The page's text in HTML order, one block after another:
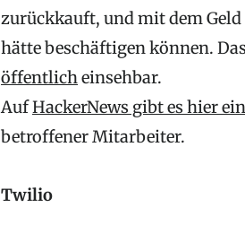
zurückkauft, und mit dem
hätte beschäftigen können. Das
öffentlicheinsehbar.
AufHackerNews gibt es hier
betroffener Mitarbeiter.
Twilio